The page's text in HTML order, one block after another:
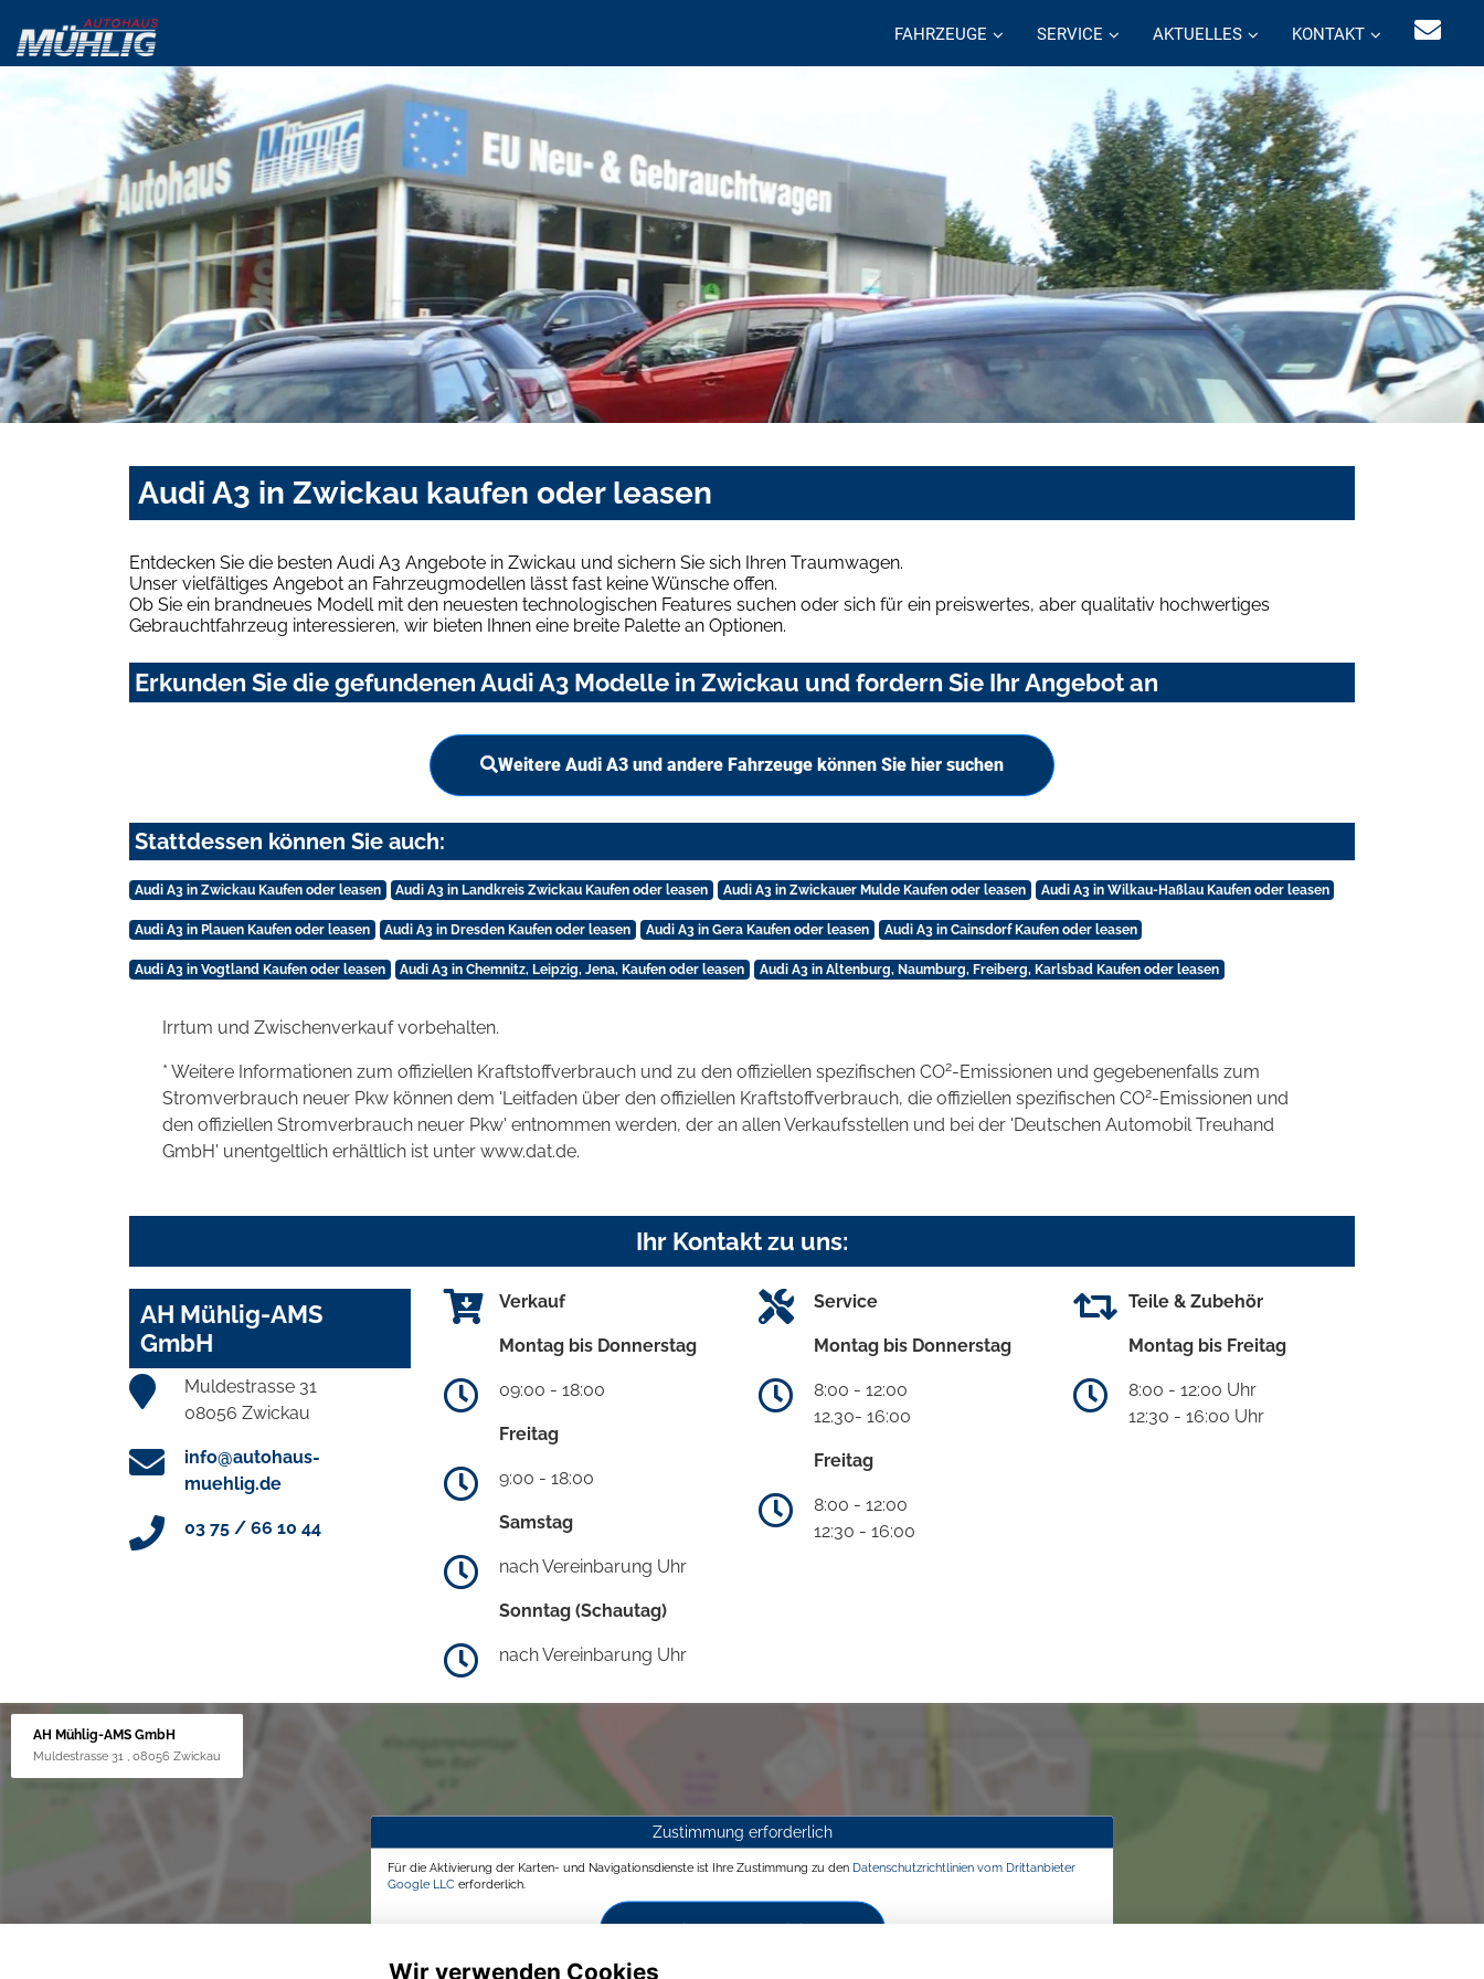
FAHRZEUGE SERVICE AKTUELLES KONTAKT
Audi A3 in Zwickau kaufen oder leasen
Entdecken Sie die besten Audi A3 Angebote in Zwickau und sichern Sie sich Ihren Traumwagen.
Unser vielfältiges Angebot an Fahrzeugmodellen lässt fast keine Wünsche offen.
Ob Sie ein brandneues Modell mit den neuesten technologischen Features suchen oder sich für ein preiswertes, aber qualitativ hochwertiges
Gebrauchtfahrzeug interessieren, wir bieten Ihnen eine breite Palette an Optionen.
Erkunden Sie die gefundenen Audi A3 Modelle in Zwickau und fordern Sie Ihr Angebot an
Weitere Audi A3 und andere Fahrzeuge können Sie hier suchen
Stattdessen können Sie auch:
Audi A3 in Zwickau Kaufen oder leasen Audi A3 in Landkreis Zwickau Kaufen oder leasen Audi A3 in Zwickauer Mulde Kaufen oder leasen Audi A3 in Wilkau-Haßlau Kaufen oder leasen
Audi A3 in Plauen Kaufen oder leasen Audi A3 in Dresden Kaufen oder leasen Audi A3 in Gera Kaufen oder leasen Audi A3 in Cainsdorf Kaufen oder leasen
Audi A3 in Vogtland Kaufen oder leasen Audi A3 in Chemnitz, Leipzig, Jena, Kaufen oder leasen Audi A3 in Altenburg, Naumburg, Freiberg, Karlsbad Kaufen oder leasen
Irrtum und Zwischenverkauf vorbehalten.
* Weitere Informationen zum offiziellen Kraftstoffverbrauch und zu den offiziellen spezifischen CO2-Emissionen und gegebenenfalls zum
Stromverbrauch neuer Pkw können dem 'Leitfaden über den offiziellen Kraftstoffverbrauch, die offiziellen spezifischen CO2-Emissionen und
den offiziellen Stromverbrauch neuer Pkw' entnommen werden, der an allen Verkaufsstellen und bei der 'Deutschen Automobil Treuhand
GmbH' unentgeltlich erhältlich ist unter www.dat.de.
Ihr Kontakt zu uns:
AH Mühlig-AMS
GmbH
Muldestrasse 31
08056 Zwickau
info@autohaus-
muehlig.de
03 75 / 66 10 44
Verkauf
Montag bis Donnerstag
09:00 - 18:00
Freitag
9:00 - 18:00
Samstag
nach Vereinbarung Uhr
Sonntag (Schautag)
nach Vereinbarung Uhr
Service
Montag bis Donnerstag
8:00 - 12:00
12.30- 16:00
Freitag
8:00 - 12:00
12:30 - 16:00
Teile & Zubehör
Montag bis Freitag
8:00 - 12:00 Uhr
12:30 - 16:00 Uhr
AH Mühlig-AMS GmbH
Muldestrasse 31 , 08056 Zwickau
Zustimmung erforderlich
Für die Aktivierung der Karten- und Navigationsdienste ist Ihre Zustimmung zu den Datenschutzrichtlinien vom Drittanbieter
Google LLC erforderlich.
Zustimmen und aktivieren
Wir verwenden Cookies